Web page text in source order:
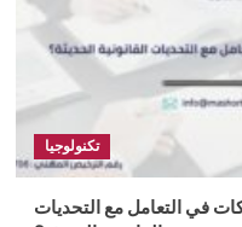
تكنولوجيا
في التعامل مع التحديات